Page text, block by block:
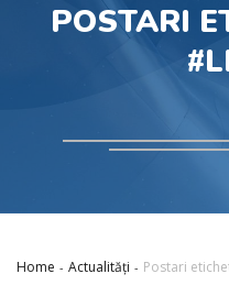
POSTARI
Home Actualități Postari